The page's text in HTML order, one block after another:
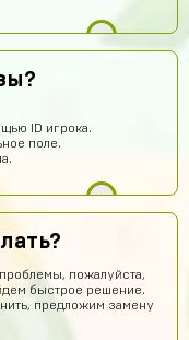
ID игрока.
поле.
пожалуйста,
быстрое решение.
предложим замену
11 часов назад
бойтесь
10 часов назад
8 часов назад